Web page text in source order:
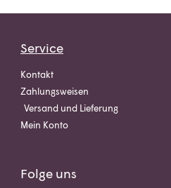
Service
Kontakt
Zahlungsweisen
Versand und Lieferung
Mein Konto
Folge uns